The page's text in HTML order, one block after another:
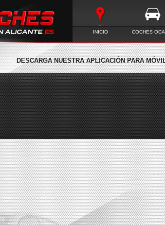
INICIO COCHES
DESCARGA NUESTRA APLICACIÓN PARA